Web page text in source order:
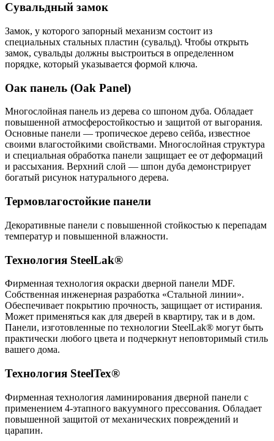
Сувальдный замок
Замок, у которого запорный механизм состоит из
специальных стальных пластин (сувальд). Чтобы открыть
замок, сувальды должны выстроиться в определенном
порядке, который указывается формой ключа.
Оак панель (Oak Panel)
Многослойная панель из дерева со шпоном дуба. Обладает
повышенной атмосферостойкостью и защитой от выгорания.
Основные панели — тропическое дерево сейба, известное
своими влагостойкими свойствами. Многослойная структура
и специальная обработка панели защищает ее от деформаций
и рассыхания. Верхний слой — шпон дуба демонстрирует
богатый рисунок натурального дерева.
Термовлагостойкие панели
Декоративные панели с повышенной стойкостью к перепадам
температур и повышенной влажности.
Технология SteelLak®
Фирменная технология окраски дверной панели MDF.
Собственная инженерная разработка «Стальной линии».
Обеспечивает покрытию прочность, защищает от истирания.
Может применяться как для дверей в квартиру, так и в дом.
Панели, изготовленные по технологии SteelLak® могут быть
практически любого цвета и подчеркнут неповторимый стиль
вашего дома.
Технология SteelTex®
Фирменная технология ламинирования дверной панели с
применением 4-этапного вакуумного прессования. Обладает
повышенной защитой от механических повреждений и
царапин.